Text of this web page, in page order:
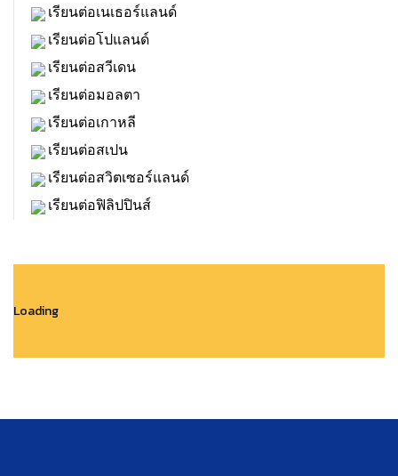
เรียนต่อเนเธอร์แลนด์
เรียนต่อโปแลนด์
เรียนต่อสวีเดน
เรียนต่อมอลตา
เรียนต่อเกาหลี
เรียนต่อสเปน
เรียนต่อสวิตเซอร์แลนด์
เรียนต่อฟิลิปปินส์
Loading